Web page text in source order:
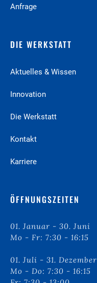
Anfrage
DIE WERKSTATT
Aktuelles & Wissen
Innovation
Die Werkstatt
Kontakt
Karriere
ÖFFNUNGSZEITEN
01. Januar - 30. Juni
Mo - Fr: 7:30 - 16:15
01. Juli - 31. Dezember
Mo - Do: 7:30 - 16:15